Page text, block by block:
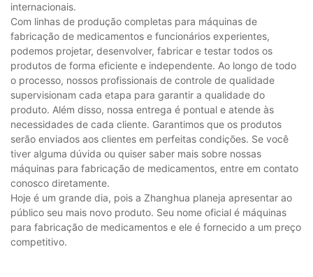
internacionais.
Com linhas de produção completas para máquinas de
fabricação de medicamentos e funcionários experientes,
podemos projetar, desenvolver, fabricar e testar todos os
produtos de forma eficiente e independente. Ao longo de todo
o processo, nossos profissionais de controle de qualidade
supervisionam cada etapa para garantir a qualidade do
produto. Além disso, nossa entrega é pontual e atende às
necessidades de cada cliente. Garantimos que os produtos
serão enviados aos clientes em perfeitas condições. Se você
tiver alguma dúvida ou quiser saber mais sobre nossas
máquinas para fabricação de medicamentos, entre em contato
conosco diretamente.
Hoje é um grande dia, pois a Zhanghua planeja apresentar ao
público seu mais novo produto. Seu nome oficial é máquinas
para fabricação de medicamentos e ele é fornecido a um preço
competitivo.